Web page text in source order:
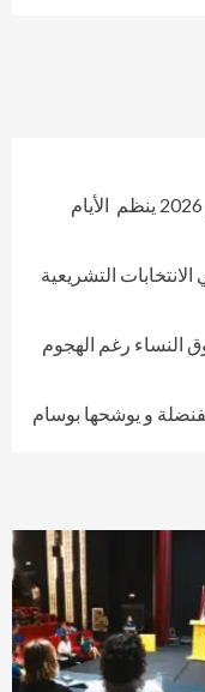
المهرجان الدولي للشريط الوثائقي أكادير 2026 ينظم الأيام
التشريعية
النساء رغم الهجوم
و يوشحها بوسام